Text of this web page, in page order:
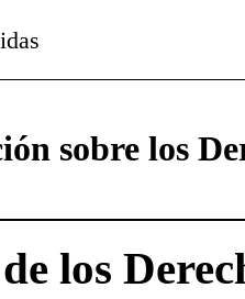
sobre los
los